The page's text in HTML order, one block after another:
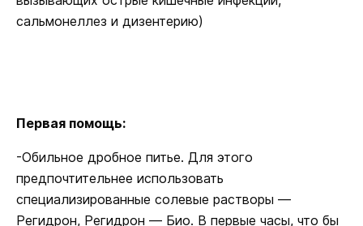
сальмонеллез и дизентерию)
Первая помощь:
-Обильное дробное питье. Для этого
предпочтительнее использовать
специализированные солевые растворы —
Регидрон, Регидрон — Био. В первые часы, что бы